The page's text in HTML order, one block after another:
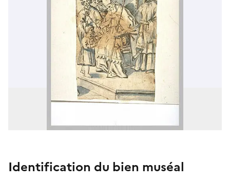
Identification du bien muséal